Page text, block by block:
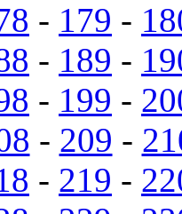
- 179 -
- 189 -
- 199 -
- 209 -
- 219 -